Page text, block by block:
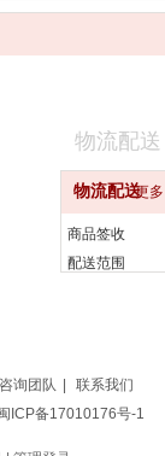
物流配送更多
商品签收
配送范围
物流配送
咨询团队
联系我们
ICP备17010176号-1